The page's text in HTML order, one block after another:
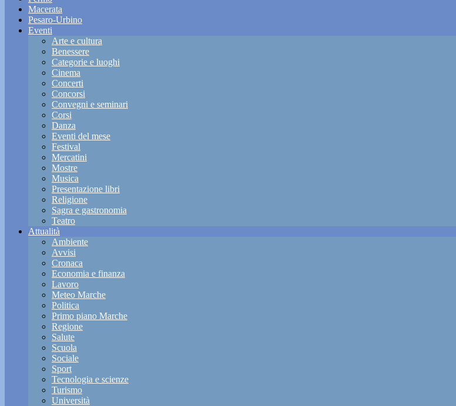
Macerata
Pesaro-Urbino
Eventi
Arte e cultura
Benessere
Categorie e luoghi
Cinema
Concerti
Concorsi
Convegni e seminari
Corsi
Danza
Eventi del mese
Festival
Mercatini
Mostre
Musica
Presentazione libri
Religione
Sagra e gastronomia
Teatro
Attualità
Ambiente
Avvisi
Cronaca
Economia e finanza
Lavoro
Meteo Marche
Politica
Primo piano Marche
Regione
Salute
Scuola
Sociale
Sport
Tecnologia e scienze
Turismo
Università